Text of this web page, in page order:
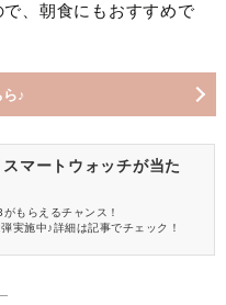
、朝食にもおすすめで
♪
マートウォッチが当た
もらえるチャンス！
実施中♪詳細は記事でチェック！